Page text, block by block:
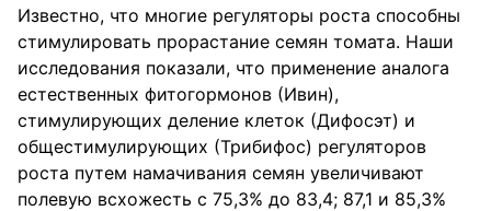
Известно, что многие регуляторы роста способны
стимулировать прорастание семян томата. Наши
исследования показали, что применение аналога
естественных фитогормонов (Ивин),
стимулирующих деление клеток (Дифосэт) и
общестимулирующих (Трибифос) регуляторов
роста путем намачивания семян увеличивают
полевую всхожесть с 75,3% до 83,4; 87,1 и 85,3%